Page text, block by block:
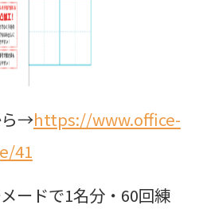
ら→https://www.office-
41
ードで1名分・60回練